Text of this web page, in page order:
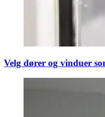
Velg dører og vinduer